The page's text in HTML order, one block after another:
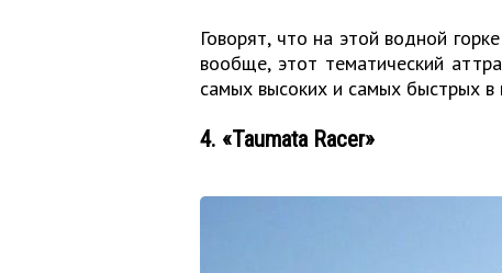
Говорят, что на этой водной
вообще, этот тематический
самых высоких и самых быстрых в
4. «Taumata Racer»